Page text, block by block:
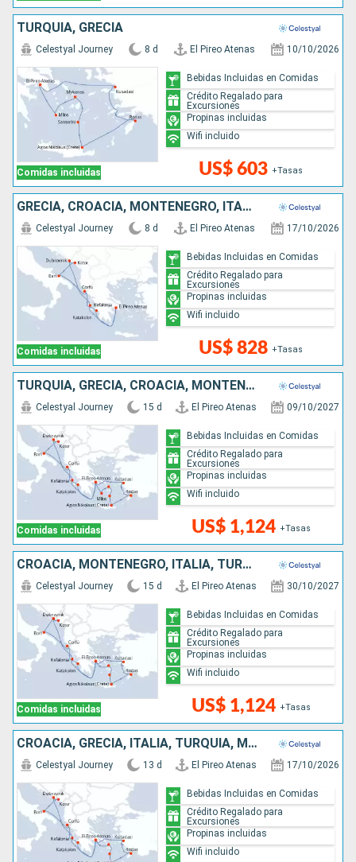
TURQUÍA, GRECIA
Comidas incluidas
Celestyal Journey 8 d El Pireo Atenas 10/10/2026
US$ 603 +Tasas
Bebidas Incluidas en Comidas
Crédito Regalado para
Excursiones
Propinas incluidas
Wifi incluido
GRECIA, CROACIA, MONTENEGRO, ITALIA
Comidas incluidas
Celestyal Journey 8 d El Pireo Atenas 17/10/2026
US$ 828 +Tasas
Bebidas Incluidas en Comidas
Crédito Regalado para
Excursiones
Propinas incluidas
Wifi incluido
TURQUÍA, GRECIA, CROACIA, MONTENEGRO, ITALIA
Comidas incluidas
Celestyal Journey 15 d El Pireo Atenas 09/10/2027
US$ 1,124 +Tasas
Bebidas Incluidas en Comidas
Crédito Regalado para
Excursiones
Propinas incluidas
Wifi incluido
CROACIA, MONTENEGRO, ITALIA, TURQUÍA, GRECIA
Comidas incluidas
Celestyal Journey 15 d El Pireo Atenas 30/10/2027
US$ 1,124 +Tasas
Bebidas Incluidas en Comidas
Crédito Regalado para
Excursiones
Propinas incluidas
Wifi incluido
CROACIA, GRECIA, ITALIA, TURQUÍA, MONTENEGRO
Celestyal Journey 13 d El Pireo Atenas 17/10/2026
Bebidas Incluidas en Comidas
Crédito Regalado para
Excursiones
Propinas incluidas
Wifi incluido